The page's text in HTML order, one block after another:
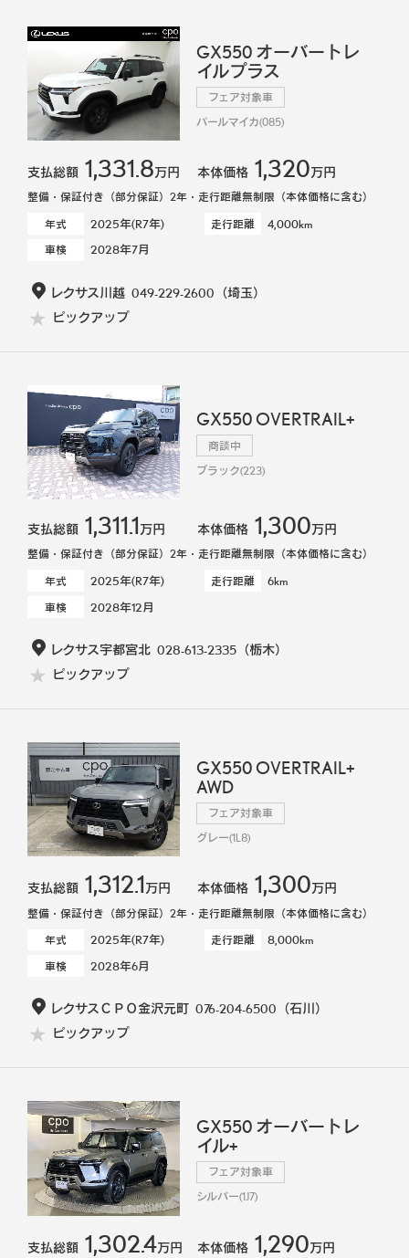
GX550 オーバートレ
イルプラス
フェア対象車
パールマイカ(085)
支払総額 1,331.8万円 本体価格 1,320万円
整備・保証付き（部分保証）2年・走行距離無制限（本体価格に含む）
年式
2025年(R7年) 走行距離 4,000km
車検 2028年7月
レクサス川越 049-229-2600 （埼玉）
ピックアップ
GX550 OVERTRAIL+
商談中
ブラック(223)
支払総額 1,311.1万円 本体価格 1,300万円
整備・保証付き（部分保証）2年・走行距離無制限（本体価格に含む）
年式
2025年(R7年) 走行距離 6km
車検 2028年12月
レクサス宇都宮北 028-613-2335（栃木）
ピックアップ
GX550 OVERTRAIL+
AWD
フェア対象車
グレー(1L8)
支払総額 1,312.1万円 本体価格 1,300万円
整備・保証付き（部分保証）2年・走行距離無制限（本体価格に含む）
年式
2025年(R7年) 走行距離 8,000km
車検 2028年6月
レクサスＣＰＯ金沢元町 076-204-6500 （石川）
ピックアップ
GX550 オーバートレ
イル+
フェア対象車
シルバー(1J7)
支払総額 1,302.4万円 本体価格 1,290万円